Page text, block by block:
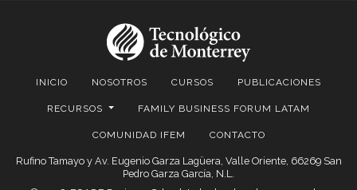
INICIO NOSOTROS CURSOS PUBLICACIONES
RECURSOS FAMILY BUSINESS FORUM LATAM
COMUNIDAD IFEM CONTACTO
Rufino Tamayo y Av. Eugenio Garza Lagüera, Valle Oriente, 66269 San
Pedro Garza García, N.L.